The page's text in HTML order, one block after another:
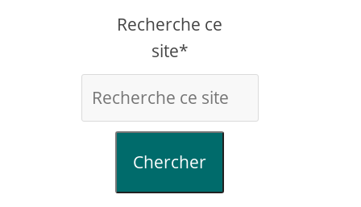
Recherche ce
site*
Chercher